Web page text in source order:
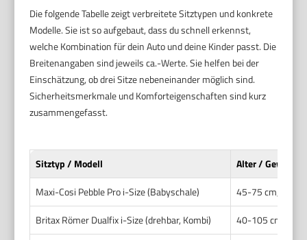
Die folgende Tabelle zeigt verbreitete Sitztypen und konkrete
Modelle. Sie ist so aufgebaut, dass du schnell erkennst,
welche Kombination für dein Auto und deine Kinder passt. Die
Breitenangaben sind jeweils ca.-Werte. Sie helfen bei der
Einschätzung, ob drei Sitze nebeneinander möglich sind.
Sicherheitsmerkmale und Komforteigenschaften sind kurz
zusammengefasst.
Sitztyp / Modell
Alter / Gewicht
Maxi-Cosi Pebble Pro i-Size (Babyschale)
45-75 cm, bis
Britax Römer Dualfix i-Size (drehbar, Kombi)
40-105 cm, bis